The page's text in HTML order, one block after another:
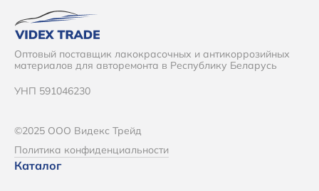
Оптовый поставщик лакокрасочных и антикоррозийных
материалов для авторемонта в Республику Беларусь
УНП 591046230
©2025 ООО Видекс Трейд
Политика конфиденциальности
Каталог